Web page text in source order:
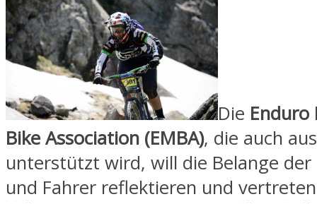
Die
Bike Association (EMBA), die auch
unterstützt wird, will die Belange der
und Fahrer reflektieren und